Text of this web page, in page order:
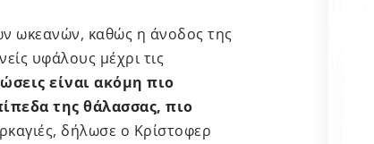
ωκεανών, καθώς η άνοδος της
υφάλους μέχρι τις
είναι ακόμη πιο
της θάλασσας, πιο
δήλωσε ο Κρίστοφερ